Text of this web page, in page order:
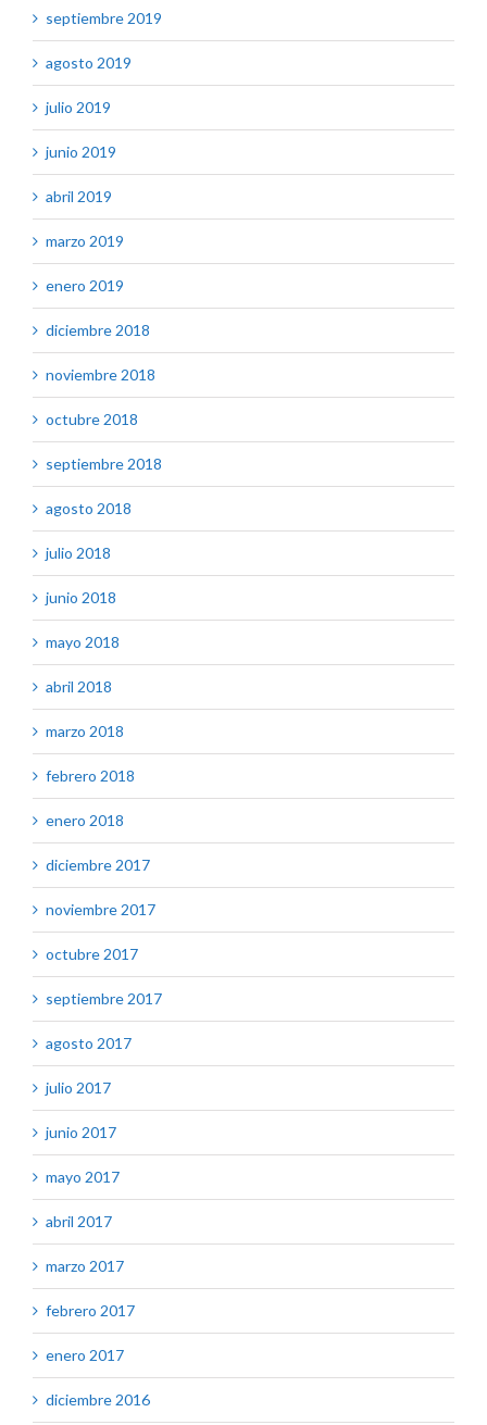
septiembre 2019
agosto 2019
julio 2019
junio 2019
abril 2019
marzo 2019
enero 2019
diciembre 2018
noviembre 2018
octubre 2018
septiembre 2018
agosto 2018
julio 2018
junio 2018
mayo 2018
abril 2018
marzo 2018
febrero 2018
enero 2018
diciembre 2017
noviembre 2017
octubre 2017
septiembre 2017
agosto 2017
julio 2017
junio 2017
mayo 2017
abril 2017
marzo 2017
febrero 2017
enero 2017
diciembre 2016